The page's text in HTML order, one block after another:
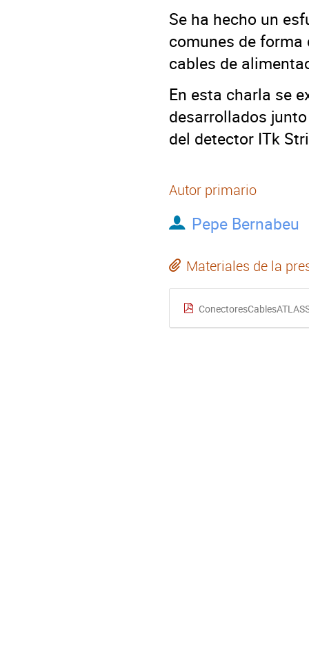
Se ha hecho un
comunes de
cables de
En esta charla se
desarrollados
del detector ITk
Autor primario
Pepe Bernabeu
Materiales de la